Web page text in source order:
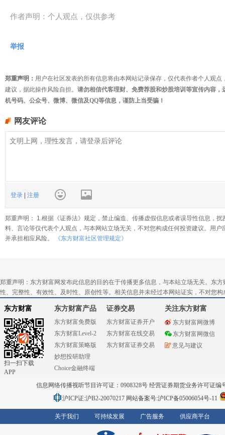
作者声明：个人观点，仅供参考
举报
郑重声明： 用户在社区发表的所有信息将由本网站记录保存，仅代表作者个人观
建议，据此操作风险自担。 请勿相信代客理财、免费荐股和炒股培训等宣传内容
机号码、公众号、微博、微信及QQ等信息，谨防上当受骗！
网友评论
登录 | 注册
郑重声明： 1.根据《证券法》规定，禁止编造、传播虚假信息或者误导性信息，
料、言论等仅代表个人观点，与本网站立场无关，不对您构成任何投资建议。用
并承担相应风险。
《东方财富社区管理规定》
郑重声明：东方财富网发布此信息的目的在于传播更多信息，与本站立场无关。东
性、完整性、有效性、及时性、原创性等。相关信息并未经过本网站证实，不对您
东方财富
扫一扫下载
APP
东方财富产品
东方财富免费版
东方财富Level-2
东方财富策略版
妙想投研助理
Choice金融终端
证券交易
东方财富证券开户
东方财富在线交易
东方财富证券交易
关注东方财富
东方财富网微博
东方财富网微信
意见与建议
信息网络传播视听节目许可证：0908328号 经营证券期货业务许可证编
沪ICP证:沪B2-20070217 网站备案号:沪ICP备05006054号-11
关于我们 可持续发展 广告服务 供应商平台